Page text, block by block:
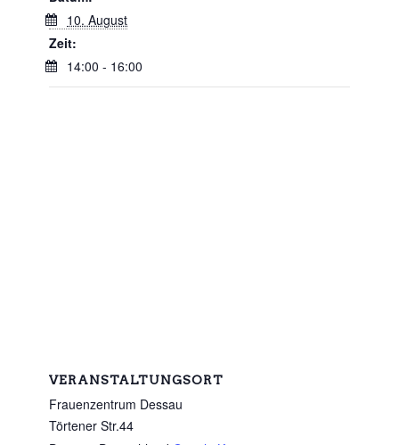
10. August
Zeit:
14:00 - 16:00
VERANSTALTUNGSORT
Frauenzentrum Dessau
Törtener Str.44